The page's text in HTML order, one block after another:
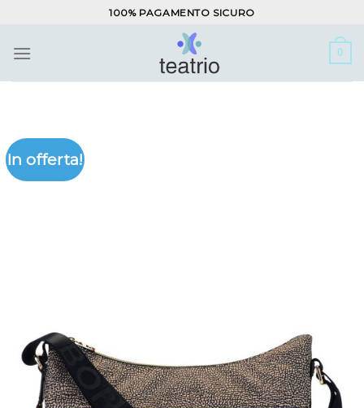
contenuti
100% PAGAMENTO SICURO
0
In offerta!